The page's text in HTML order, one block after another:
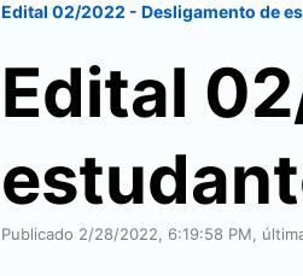
Edital 02/2022 - Desligamento de
Edital
Publicado 2/28/2022, 6:19:58 PM,